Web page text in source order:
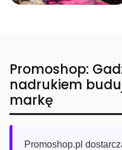
Promoshop:
nadrukiem
markę
Promoshop.pl